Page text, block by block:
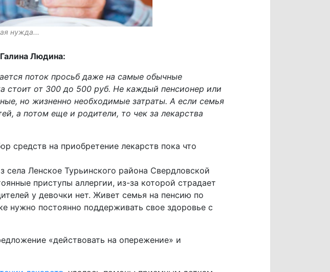
нужда...
Людина:
поток просьб даже на самые обычные
стоит от 300 до 500 руб. Не каждый пенсионер или
но жизненно необходимые затраты. А если семья
а потом еще и родители, то чек за лекарства
средств на приобретение лекарств пока что
села Ленское Турьинского района Свердловской
приступы аллергии, из-за которой страдает
у девочки нет. Живет семья на пенсию по
нужно постоянно поддерживать свое здоровье с
«действовать на опережение» и